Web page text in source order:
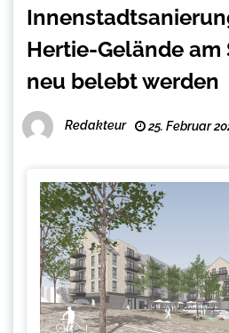
Hertie-Gelände
neu belebt werden
Redakteur 25. Februar